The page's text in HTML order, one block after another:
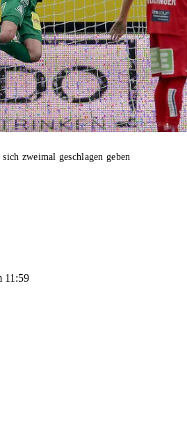
zweimal geschlagen geben
11:59